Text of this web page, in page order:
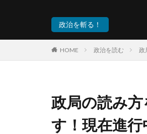
政治を斬る！
HOME 政治を読む 政
政局の読み
す！現在進